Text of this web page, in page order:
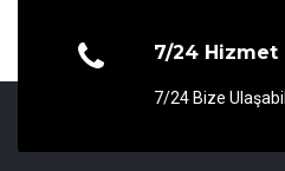
7/24 Hizmet
7/24 Bize